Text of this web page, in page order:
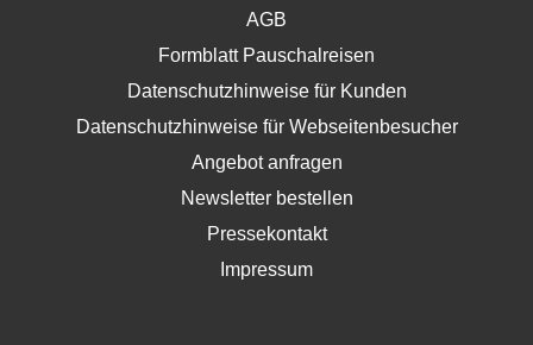
AGB
Formblatt Pauschalreisen
Datenschutzhinweise für Kunden
Datenschutzhinweise für Webseitenbesucher
Angebot anfragen
Newsletter bestellen
Pressekontakt
Impressum